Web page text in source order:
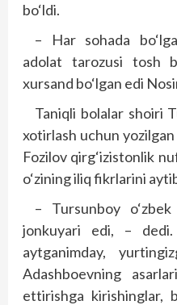
bo‘ldi.
– Har sohada
adolat tarozusi tosh
xursand bo‘lgan edi
Taniqli bolalar shoiri
xotirlash uchun
Fozilov qirg‘izistonlik
o‘zining iliq fikrlarini
– Tursunboy
jonkuyari edi, –
aytganimday,
Adashboevning
ettirishga kirishinglar,